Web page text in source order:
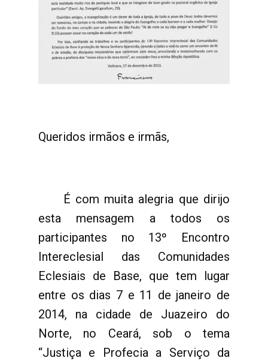
Queridos irmãos e irmãs,
É com muita alegria que dirijo
esta mensagem a todos os
participantes no 13º Encontro
Intereclesial das Comunidades
Eclesiais de Base, que tem lugar
entre os dias 7 e 11 de janeiro de
2014, na cidade de Juazeiro do
Norte, no Ceará, sob o tema
“Justiça e Profecia a Serviço da